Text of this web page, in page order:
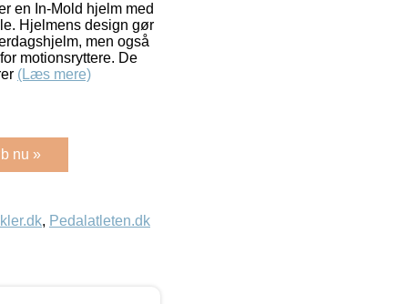
en In-Mold hjelm med
Hjelmens design gør
men også
motionsryttere. De
(Læs mere)
nu »
, Pedalatleten.dk